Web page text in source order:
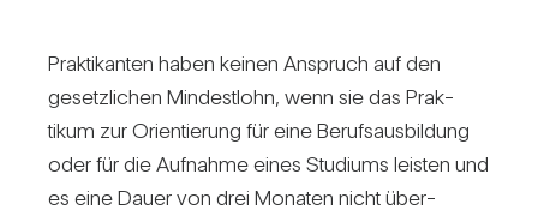
Prak­ti­kanten haben keinen Anspruch auf den
gesetz­li­chen Min­dest­lohn, wenn sie das Prak­
tikum zur Ori­en­tie­rung für eine Berufs­aus­bil­dung
oder für die Auf­nahme eines Stu­diums leisten und
es eine Dauer von drei Monaten nicht über­